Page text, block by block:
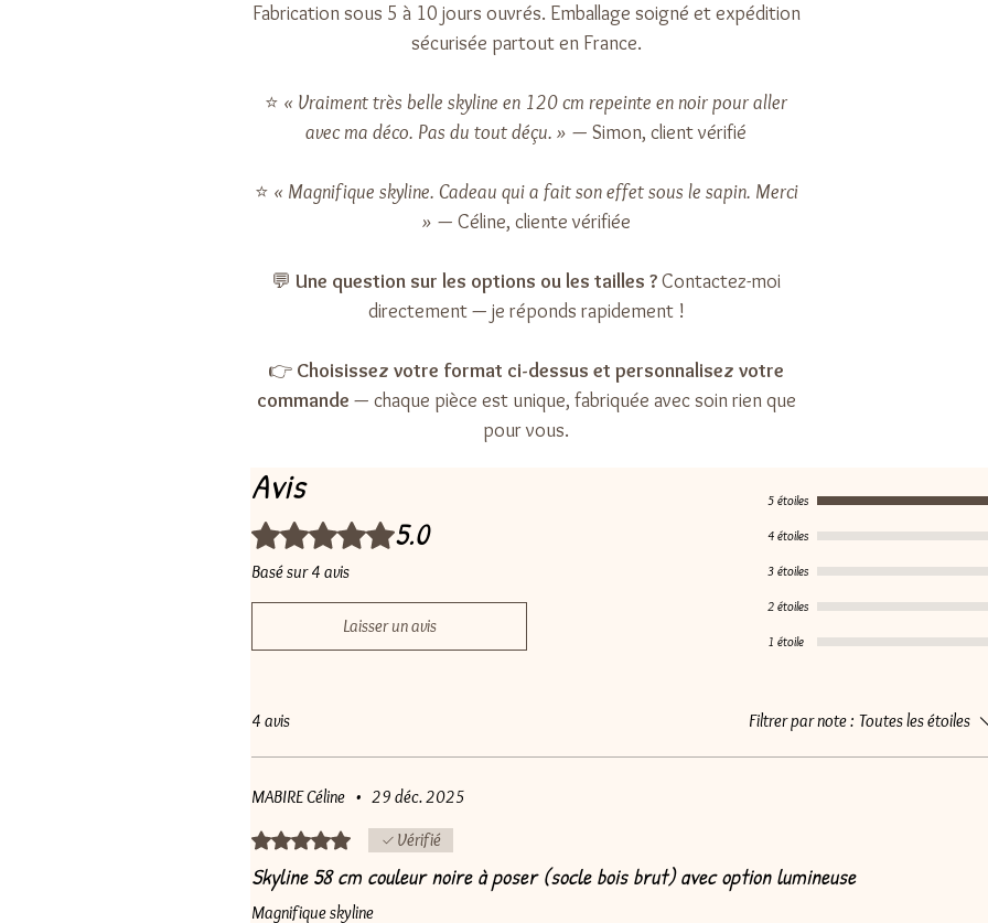
Fabrication sous 5 à 10 jours ouvrés. Emballage soigné et expédition
sécurisée partout en France.
⭐ « Vraiment très belle skyline en 120 cm repeinte en noir pour aller
avec ma déco. Pas du tout déçu. » — Simon, client vérifié
⭐ « Magnifique skyline. Cadeau qui a fait son effet sous le sapin. Merci
» — Céline, cliente vérifiée
💬 Une question sur les options ou les tailles ?Contactez-moi
directement — je réponds rapidement !
👉 Choisissez votre format ci-dessus et personnalisez votre
commande — chaque pièce est unique, fabriquée avec soin rien que
pour vous.
Avis
Noté 5 sur 5. 5.0
Basé sur 4 avis
Laisser un avis
5 étoiles
4 étoiles
3 étoiles
2 étoiles
1 étoile
4 avis Filtrer par note : Toutes les étoiles
MABIRE Céline • 29 déc. 2025
Noté 5 sur 5. Vérifié
Skyline 58 cm couleur noire à poser (socle bois brut) avec option lumineuse
Magnifique skyline